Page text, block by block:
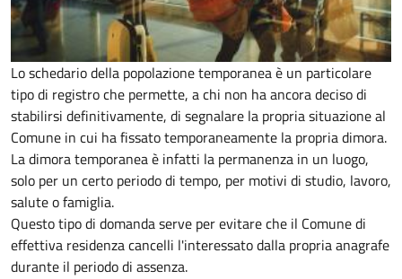
Lo schedario della popolazione temporanea è un particolare
tipo di registro che permette, a chi non ha ancora deciso di
stabilirsi definitivamente, di segnalare la propria situazione al
Comune in cui ha fissato temporaneamente la propria dimora.
La dimora temporanea è infatti la permanenza in un luogo,
solo per un certo periodo di tempo, per motivi di studio, lavoro,
salute o famiglia.
Questo tipo di domanda serve per evitare che il Comune di
effettiva residenza cancelli l'interessato dalla propria anagrafe
durante il periodo di assenza.